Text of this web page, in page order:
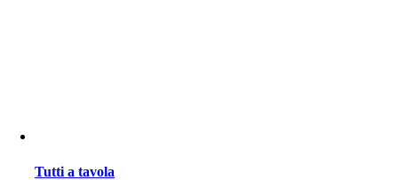
Tutti a tavola